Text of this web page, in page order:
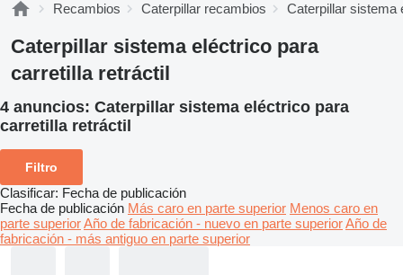
Recambios Caterpillar recambios Caterpillar sistema
Caterpillar sistema eléctrico para
carretilla retráctil
4 anuncios: Caterpillar sistema eléctrico para
carretilla retráctil
Filtro
Clasificar: Fecha de publicación
Fecha de publicación Más caro en parte superior Menos caro en
parte superiorAño de fabricación - nuevo en parte superiorAño de
fabricación - más antiguo en parte superior